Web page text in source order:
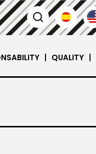
QUALITY